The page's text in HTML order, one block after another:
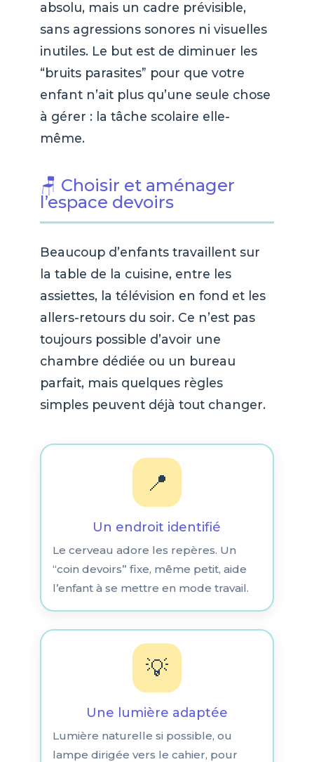
absolu, mais un cadre prévisible,
sans agressions sonores ni visuelles
inutiles. Le but est de diminuer les
“bruits parasites” pour que votre
enfant n’ait plus qu’une seule chose
à gérer : la tâche scolaire elle-
même.
🪑 Choisir et aménager
l’espace devoirs
Beaucoup d’enfants travaillent sur
la table de la cuisine, entre les
assiettes, la télévision en fond et les
allers-retours du soir. Ce n’est pas
toujours possible d’avoir une
chambre dédiée ou un bureau
parfait, mais quelques règles
simples peuvent déjà tout changer.
📍
Un endroit identifié
Le cerveau adore les repères. Un
“coin devoirs” fixe, même petit, aide
l’enfant à se mettre en mode travail.
💡
Une lumière adaptée
Lumière naturelle si possible, ou
lampe dirigée vers le cahier, pour